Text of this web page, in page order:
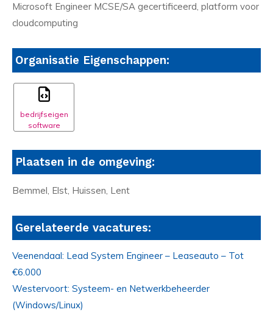
Microsoft Engineer MCSE/SA gecertificeerd, platform voor
cloudcomputing
Organisatie Eigenschappen:
bedrijfseigen
software
Plaatsen in de omgeving:
Bemmel, Elst, Huissen, Lent
Gerelateerde vacatures:
Veenendaal: Lead System Engineer – Leaseauto – Tot
€6.000
Westervoort: Systeem- en Netwerkbeheerder
(Windows/Linux)